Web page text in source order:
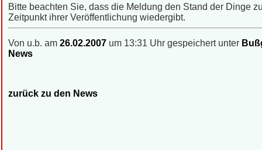
Bitte beachten Sie, dass die Meldung den Stand der Dinge
Zeitpunkt ihrer Veröffentlichung wiedergibt.
Von u.b. am 26.02.2007 um 13:31 Uhr gespeichert unter
News
zurück zu den News